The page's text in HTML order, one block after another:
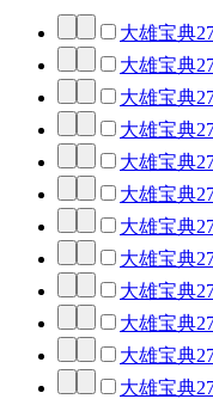
大雄宝典
大雄宝典
大雄宝典
大雄宝典
大雄宝典
大雄宝典
大雄宝典
大雄宝典
大雄宝典
大雄宝典
大雄宝典
大雄宝典